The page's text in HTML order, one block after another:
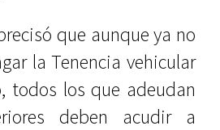
que aunque ya no
la Tenencia vehicular
todos los que adeudan
deben acudir a